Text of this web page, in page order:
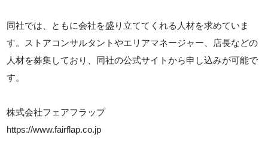
同社では、ともに会社を盛り立ててくれる人材を求めていま
す。ストアコンサルタントやエリアマネージャー、店長などの
人材を募集しており、同社の公式サイトから申し込みが可能で
す。
株式会社フェアフラップ
https://www.fairflap.co.jp